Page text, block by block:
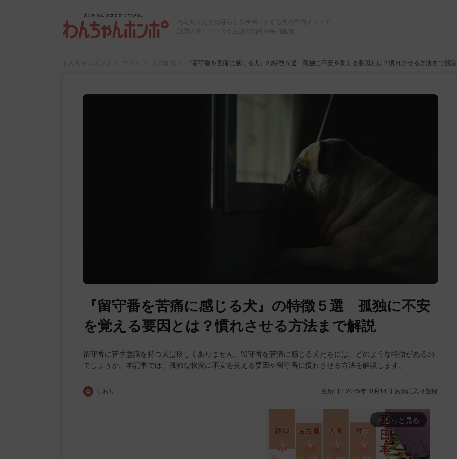
わんちゃんとの暮らしをサポートする犬の専門メディア
話題の犬ニュースや生活の知恵を毎日配信
わんちゃんホンポ コラム 犬の知識 『留守番を苦痛に感じる犬』の特徴５選 孤独に不安を覚える要因とは？慣れさせる方法まで解説
『留守番を苦痛に感じる犬』の特徴５選 孤独に不安
を覚える要因とは？慣れさせる方法まで解説
留守番に苦手意識を持つ犬は珍しくありません。留守番を苦痛に感じる犬たちには、どのような特徴があるの
でしょうか。本記事では、孤独な状況に不安を覚える要因や留守番に慣れさせる方法を解説します。
しおり 更新日： 2025年10月14日 お気に入り登録
arrow_forward_ios もっと見る